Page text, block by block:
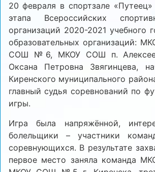
20 февраля в спортзале
этапа Всероссийских
организаций 2020-2021 учебного
образовательных
СОШ №6, МКОУ СОШ п.
Оксана Петровна Звягинцева,
Киренского муниципального
главный судья соревнований по
игры.
Игра была напряжённой,
болельщики – участники
соревнующихся. В результате
первое место заняла команда